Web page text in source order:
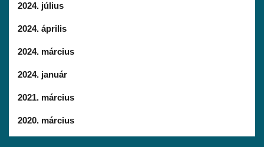
2024. július
2024. április
2024. március
2024. január
2021. március
2020. március